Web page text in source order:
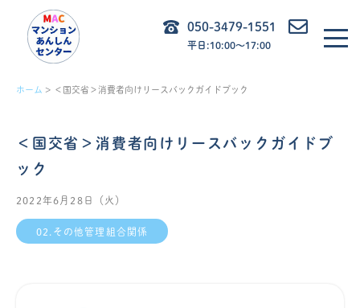
050-3479-1551
平日:10:00〜17:00
ホーム ＜国交省＞消費者向けリースバックガイドブック
＜国交省＞消費者向けリースバックガイドブ
ック
2022年6月28日（火）
02.その他管理組合関係